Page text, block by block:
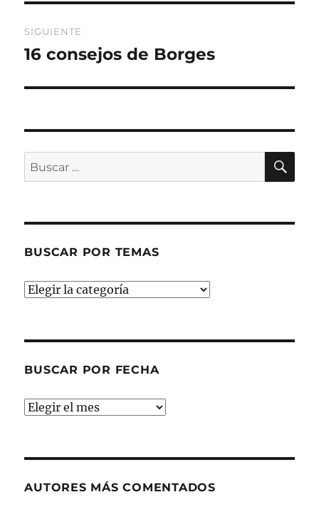
SIGUIENTE
Entrada
16 consejos de Borges
Buscar
por:
BUSCAR POR TEMAS
Buscar
BUSCAR POR FECHA
Buscar
AUTORES MÁS COMENTADOS